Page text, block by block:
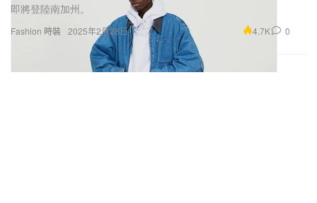
Fashion 時裝
即將登陸南加州。
2025年2月28日 4.7K 0